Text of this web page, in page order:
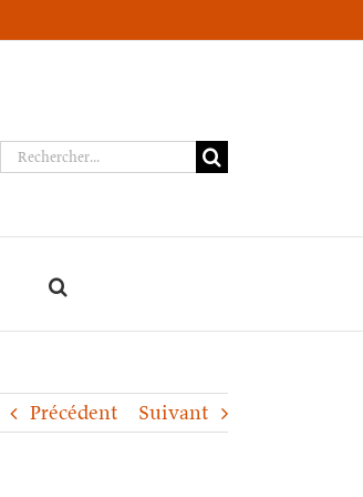
Rechercher:
Précédent Suivant